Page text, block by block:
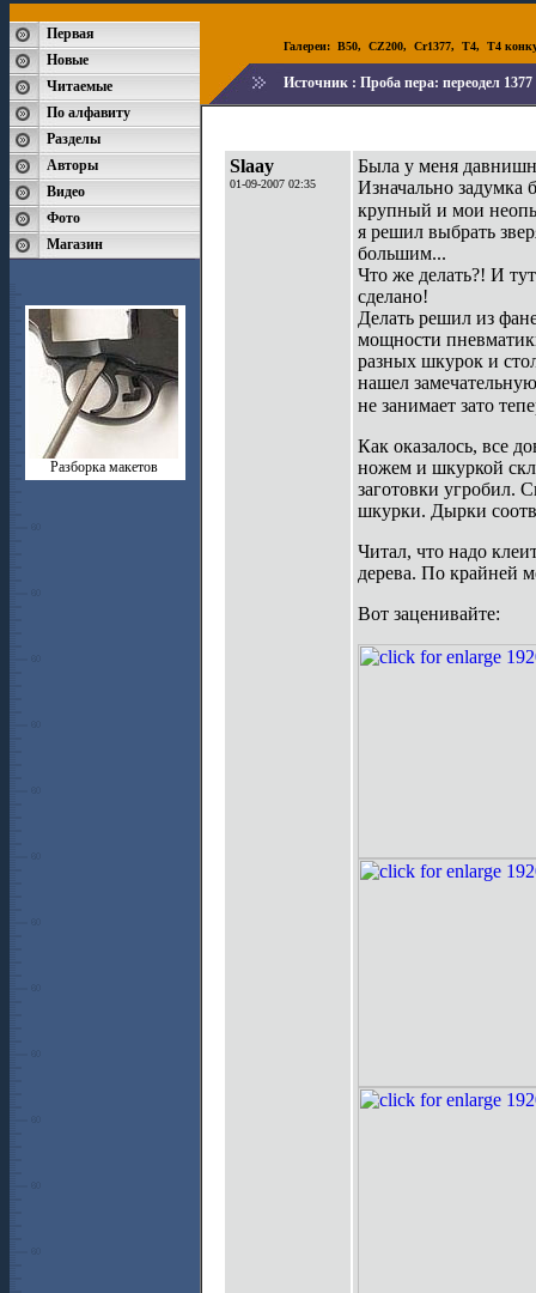
Первая
Новые
Читаемые
По алфавиту
Разделы
Авторы
Видео
Фото
Магазин
Разборка макетов
Галереи: B50, CZ200, Cr1377, T4, T4
Источник : Проба пера: переодел
Slaay
01-09-2007 02:35
Была у меня
Изначально задумка
крупный и мои
я решил выбрать
большим...
Что же делать?! И
сделано!
Делать решил из
мощности
разных шкурок и
нашел
не занимает зато
Как оказалось, все
ножем и шкуркой
заготовки угробил.
шкурки. Дырки
Читал, что надо
дерева. По крайней
Вот заценивайте: